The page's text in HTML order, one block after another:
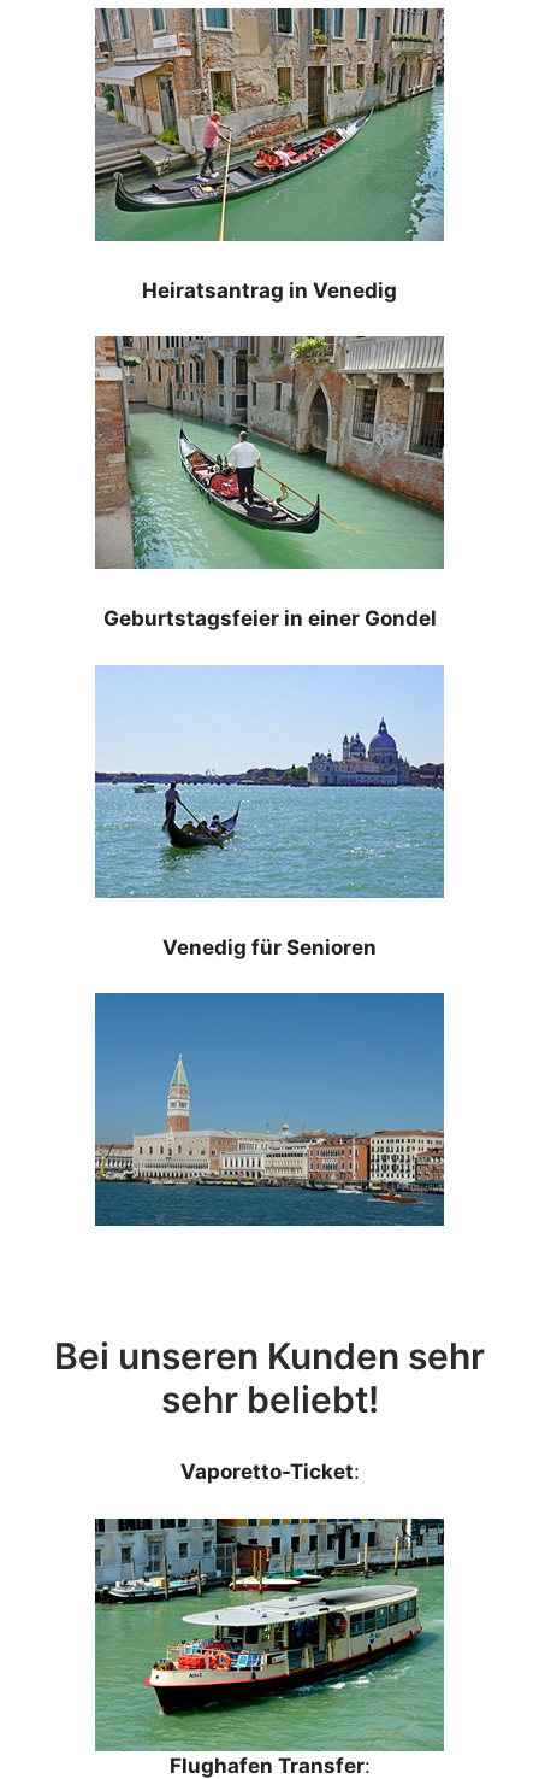
Heiratsantrag in Venedig
Geburtstagsfeier in einer Gondel
Venedig für Senioren
Bei unseren Kunden sehr
sehr beliebt!
Vaporetto-Ticket:
Flughafen Transfer: